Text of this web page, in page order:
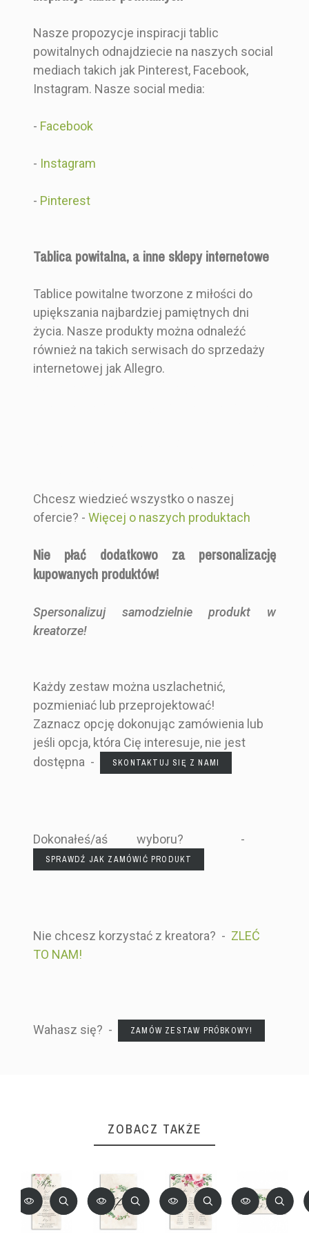
Nasze propozycje inspiracji tablic
powitalnych odnajdziecie na naszych social
mediach takich jak Pinterest, Facebook,
Instagram. Nasze social media:
- Facebook
- Instagram
- Pinterest
Tablica powitalna, a inne sklepy internetowe
Tablice powitalne tworzone z miłości do
upiększania najbardziej pamiętnych dni
życia. Nasze produkty można odnaleźć
również na takich serwisach do sprzedaży
internetowej jak Allegro.
Chcesz wiedzieć wszystko o naszej
ofercie? - Więcej o naszych produktach
Nie płać dodatkowo za personalizację
kupowanych produktów!
Spersonalizuj samodzielnie produkt w
kreatorze!
Każdy zestaw można uszlachetnić,
pozmieniać lub przeprojektować!
Zaznacz opcję dokonując zamówienia lub
jeśli opcja, która Cię interesuje, nie jest
dostępna -
SKONTAKTUJ SIĘ Z NAMI
Dokonałeś/aś wyboru? -
SPRAWDŹ JAK ZAMÓWIĆ PRODUKT
Nie chcesz korzystać z kreatora? - ZLEĆ
TO NAM!
Wahasz się? - ZAMÓW ZESTAW PRÓBKOWY!
ZOBACZ TAKŻE